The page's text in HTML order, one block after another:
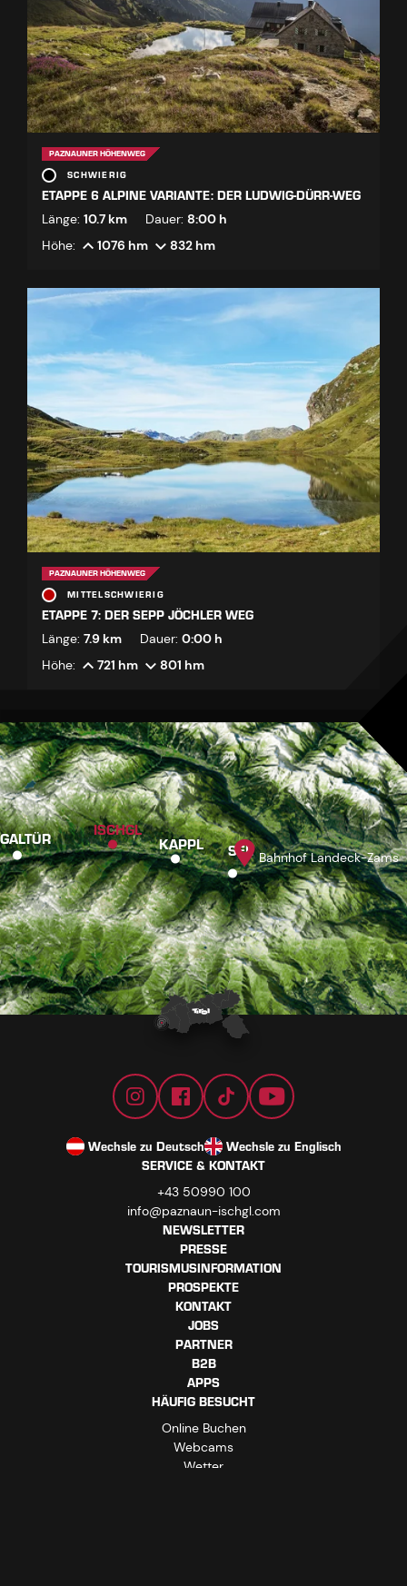
PAZNAUNER HÖHENWEG
SCHWIERIG
ETAPPE 6 ALPINE VARIANTE: DER LUDWIG-DÜRR-WEG
Länge: 10.7 km Dauer: 8:00 h
Höhe:
1076 hm 832 hm
PAZNAUNER HÖHENWEG
MITTELSCHWIERIG
ETAPPE 7: DER SEPP JÖCHLER WEG
Länge: 7.9 km Dauer: 0:00 h
Höhe:
721 hm 801 hm
GALTÜR ISCHGL
KAPPL SEE Bahnhof Landeck-Zams
Wechsle zu Deutsch
Wechsle zu Englisch
SERVICE & KONTAKT
+43 50990 100
info@paznaun-ischgl.com
NEWSLETTER
PRESSE
TOURISMUSINFORMATION
PROSPEKTE
KONTAKT
JOBS
PARTNER
B2B
APPS
HÄUFIG BESUCHT
Online Buchen
Webcams
Wetter